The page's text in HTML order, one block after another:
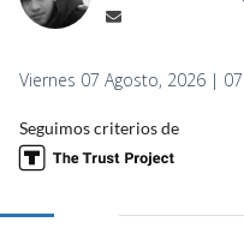
Viernes 07 Agosto, 2026 |
Seguimos criterios de